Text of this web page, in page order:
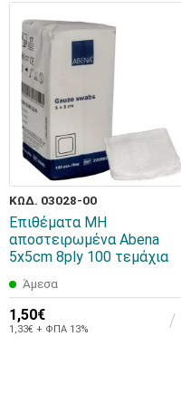
ΚΩΔ. 03028-00
Επιθέματα ΜΗ
αποστειρωμένα Abena
5x5cm 8ply 100 τεμάχια
Άμεσα
1,50€
1,33€ + ΦΠΑ 13%